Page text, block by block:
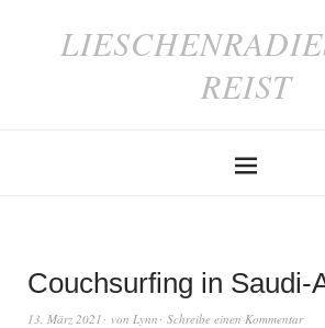
REIST
Couchsurfing in Saudi-
13. März 2021 von Lynn Schreibe einen Kommentar